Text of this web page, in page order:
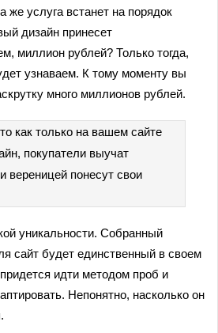
услуга встанет на порядок
дизайн принесет
миллион рублей? Только тогда,
узнаваем. К тому моменту вы
много миллионов рублей.
как только на вашем сайте
покупатели выучат
вереницей понесут свои
уникальности. Собранный
сайт будет единственный в своем
идти методом проб и
Непонятно, насколько он